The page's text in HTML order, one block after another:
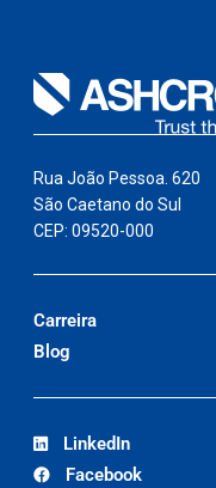
Rua João Pessoa. 620
São Caetano do Sul
CEP: 09520-000
Carreira
Blog
LinkedIn
Facebook